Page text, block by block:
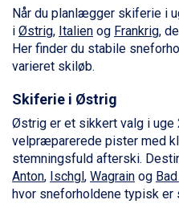
Bad Hofgastein fra
Passo Tonale fra DKK
Saalbach fra DKK
Sölden fra DKK 8.445
Sestriere fra DKK 4.395
Wagrain fra DKK 4.645
Ischgl fra DKK 7.095
Fieberbrunn fra DKK
St. Anton fra DKK
Zell am See fra DKK
Livigno fra DKK 4.145
Når du planlægger skiferie i
i Østrig, Italien og Frankrig,
Her finder du stabile
varieret skiløb.
Skiferie i Østrig
Østrig er et sikkert valg i uge
velpræparerede pister med
stemningsfuld afterski.
Anton, Ischgl, Wagrain og
hvor sneforholdene typisk er